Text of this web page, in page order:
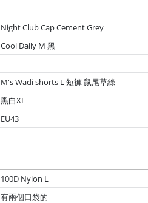
Night Club Cap Cement Grey
Cool Daily M 黑
M's Wadi shorts L 短褲 鼠尾草綠
黑白XL
EU43
100D Nylon L
有兩個口袋的